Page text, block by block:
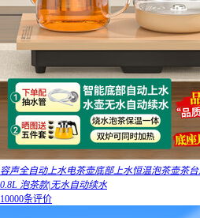
容声全自动上水电茶壶底部上水恒温泡茶壶茶
0.8L 泡茶款|无水自动续水
10000条评价